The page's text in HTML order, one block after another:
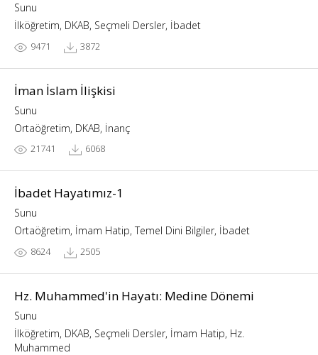
Sunu
İlköğretim, DKAB, Seçmeli Dersler, İbadet
9471 3872
İman İslam İlişkisi
Sunu
Ortaöğretim, DKAB, İnanç
21741 6068
İbadet Hayatımız-1
Sunu
Ortaöğretim, İmam Hatip, Temel Dini Bilgiler, İbadet
8624 2505
Hz. Muhammed'in Hayatı: Medine Dönemi
Sunu
İlköğretim, DKAB, Seçmeli Dersler, İmam Hatip, Hz.
Muhammed